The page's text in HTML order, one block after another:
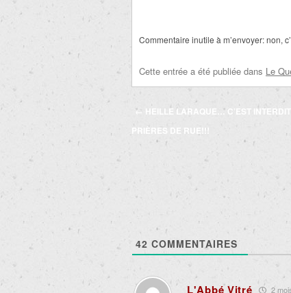
Commentaire inutile à m’envoyer: non,
Cette entrée a été publiée dans Le
Navigation
des
articles
← HEILLE LARAQUE… C’EST
PRIÈRES DE RUE!!!
42 COMMENTAIRES
L'Abbé Vitré 2